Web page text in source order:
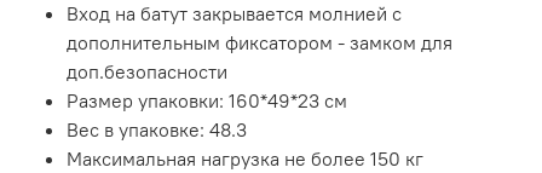
Вход на батут закрывается молнией с
дополнительным фиксатором - замком для
доп.безопасности
Размер упаковки: 160*49*23 см
Вес в упаковке: 48.3
Максимальная нагрузка не более 150 кг